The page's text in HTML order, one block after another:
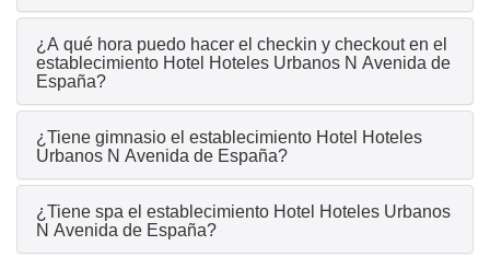
¿A qué hora puedo hacer el checkin y checkout en el
establecimiento Hotel Hoteles Urbanos N Avenida de
España?
¿Tiene gimnasio el establecimiento Hotel Hoteles
Urbanos N Avenida de España?
¿Tiene spa el establecimiento Hotel Hoteles Urbanos
N Avenida de España?